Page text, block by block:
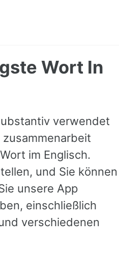
Wort In
verwendet
im Englisch.
und Sie können
unsere App
einschließlich
verschiedenen